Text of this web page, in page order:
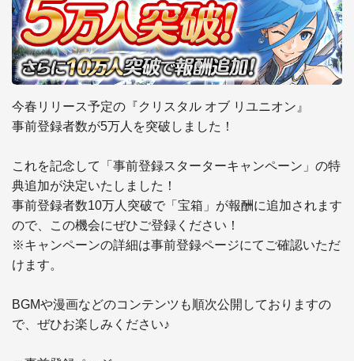
今春リリース予定の『クリスタル オブ リユニオン』
事前登録者数が5万人を突破しました！
これを記念して「事前登録スターターキャンペーン」の特
典追加が決定いたしました！
事前登録者数10万人突破で「宝箱」が報酬に追加されます
ので、この機会にぜひご登録ください！
※キャンペーンの詳細は事前登録ページにてご確認いただ
けます。
BGMや漫画などのコンテンツも順次公開しておりますの
で、ぜひお楽しみください♪